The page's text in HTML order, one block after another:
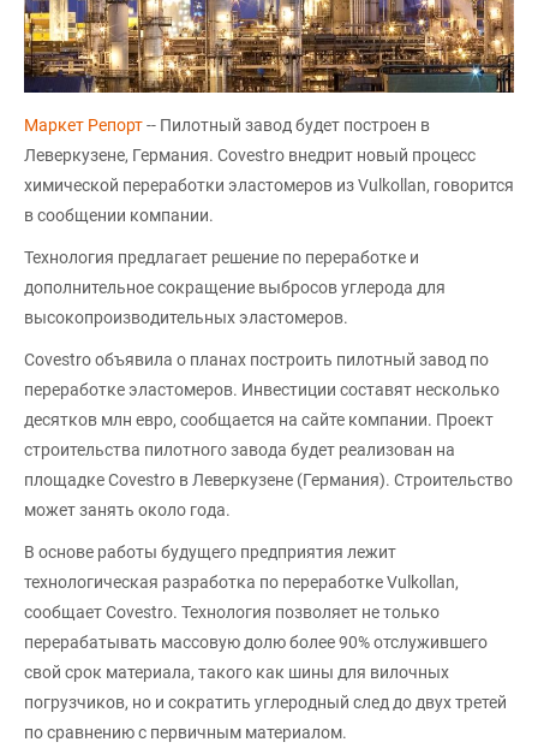
Маркет Репорт-- Пилотный завод будет построен в
Леверкузене, Германия. Covestro внедрит новый процесс
химической переработки эластомеров из Vulkollan, говорится
в сообщении компании.
Технология предлагает решение по переработке и
дополнительное сокращение выбросов углерода для
высокопроизводительных эластомеров.
Covestro объявила о планах построить пилотный завод по
переработке эластомеров. Инвестиции составят несколько
десятков млн евро, сообщается на сайте компании. Проект
строительства пилотного завода будет реализован на
площадке Covestro в Леверкузене (Германия). Строительство
может занять около года.
В основе работы будущего предприятия лежит
технологическая разработка по переработке Vulkollan,
сообщает Covestro. Технология позволяет не только
перерабатывать массовую долю более 90% отслужившего
свой срок материала, такого как шины для вилочных
погрузчиков, но и сократить углеродный след до двух третей
по сравнению с первичным материалом.